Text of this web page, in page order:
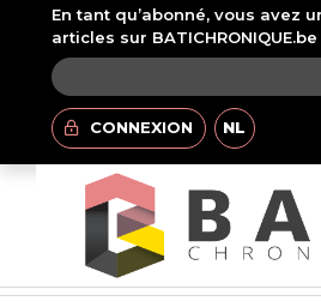
En tant qu’abonné, vous avez
articles sur BATICHRONIQUE.be
CONNEXION NL